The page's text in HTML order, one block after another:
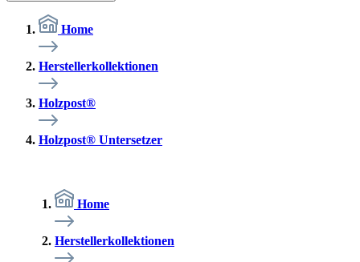
Home
Herstellerkollektionen
Holzpost®
Holzpost® Untersetzer
Home
Herstellerkollektionen